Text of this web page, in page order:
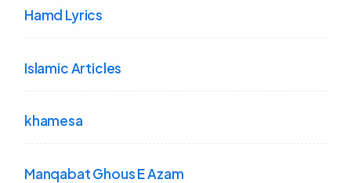
Hamd Lyrics
Islamic Articles
khamesa
Manqabat Ghous E Azam